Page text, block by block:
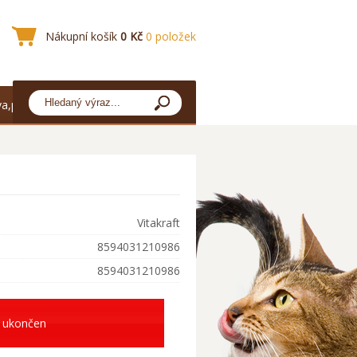
Nákupní košík 0 Kč 0 položek
Vitakraft
8594031210986
8594031210986